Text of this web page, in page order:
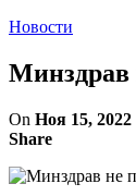
Новости
Минздрав
On Ноя 15, 2022
Share